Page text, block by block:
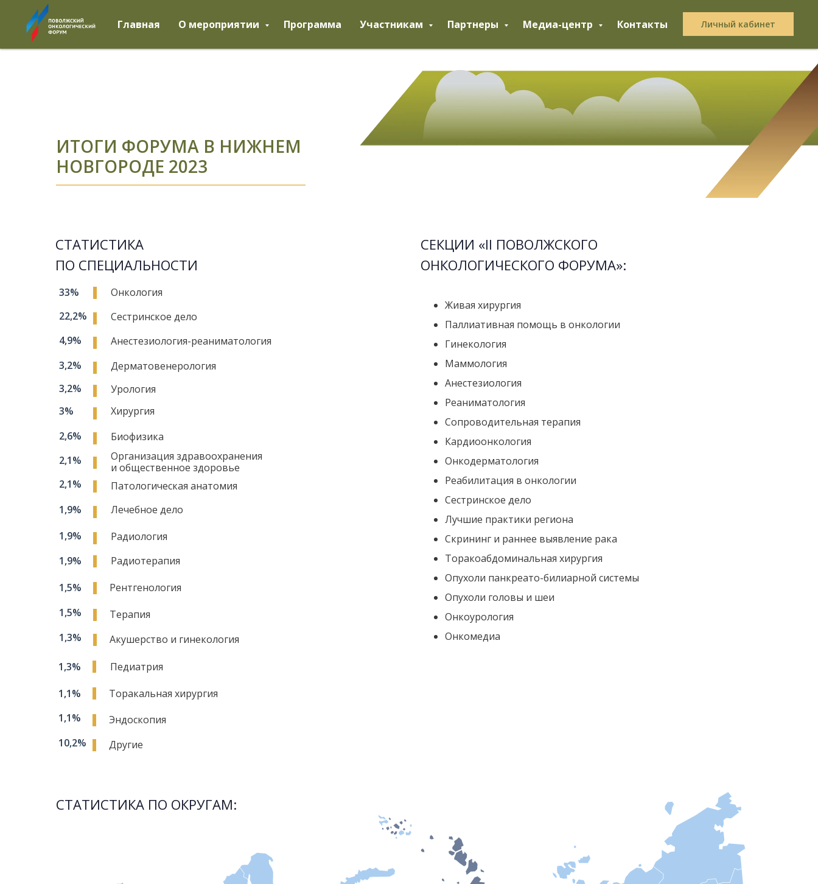
Главная О мероприятии Программа Участникам Партнеры Медиа-центр Контакты Личный кабинет
ИТОГИ ФОРУМА В НИЖНЕМ
НОВГОРОДЕ 2023
22,2%
4,9%
3,2%
3,2%
3%
2,6%
2,1%
2,1%
1,9%
1,9%
1,5%
1,9%
1,5%
Онкология
Анестезиология-реаниматология
Урология
Сестринское дело
Дерматовенерология
Патологическая анатомия
Радиология
Радиотерапия
Терапия
Хирургия
Лечебное дело
Рентгенология
Организация здравоохранения
и общественное здоровье
Биофизика
33%
СТАТИСТИКА
ПО СПЕЦИАЛЬНОСТИ
1,3% Акушерство и гинекология
1,3%
1,1%
1,1%
Педиатрия
Эндоскопия
Торакальная хирургия
10,2% Другие
Живая хирургия
Паллиативная помощь в онкологии
Гинекология
Маммология
Анестезиология
Реаниматология
Сопроводительная терапия
Кардиоонкология
Онкодерматология
Реабилитация в онкологии
Сестринское дело
Лучшие практики региона
Скрининг и раннее выявление рака
Торакоабдоминальная хирургия
Опухоли панкреато-билиарной системы
Опухоли головы и шеи
Онкоурология
Онкомедиа
СЕКЦИИ «II ПОВОЛЖСКОГО
ОНКОЛОГИЧЕСКОГО ФОРУМА»:
СТАТИСТИКА ПО ОКРУГАМ: